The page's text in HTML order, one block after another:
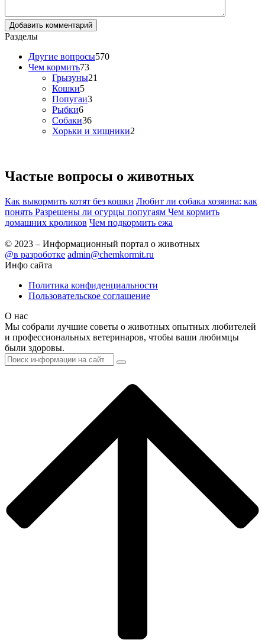
Разделы
Другие вопросы570
Чем кормить73
Грызуны21
Кошки5
Попугаи3
Рыбки6
Собаки36
Хорьки и хищники2
Частые вопросы о животных
Как выкормить котят без кошки Любит ли собака хозяина: как
понять Разрешены ли огурцы попугаям Чем кормить
домашних кроликов Чем подкормить ежа
© 2023 – Информационный портал о животных
@в разроботке admin@chemkormit.ru
Инфо сайта
Политика конфиденциальности
Пользовательское соглашение
О нас
Мы собрали лучшие советы о животных опытных любителей
и профессиональных ветеринаров, чтобы ваши любимцы
были здоровы.